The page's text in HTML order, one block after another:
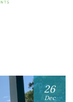
26
Dec